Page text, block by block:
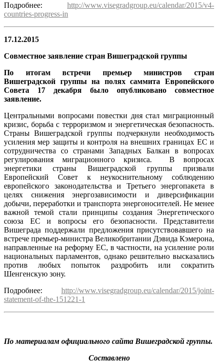
Подробнее: http://www.visegradgroup.eu/calendar/2015/v4-
countries-progress-in
17.12.2015
Совместное заявление стран Вишеградской группы
По итогам встречи премьер министров стран
Вишеградской группы на полях саммита Европейского
Совета 17 декабря было опубликовано совместное
заявление.
Центральными вопросами повестки дня стал миграционный
кризис, борьба с терроризмом и энергетическая безопасность.
Страны Вишеградской группы подчеркнули необходимость
усиления мер защиты и контроля на внешних границах ЕС и
сотрудничества со странами Западных Балкан в вопросах
регулирования миграционного кризиса. В вопросах
энергетики страны Вишеградской группы призвали
Европейский Совет к неукоснительному соблюдению
европейского законодательства и Третьего энергопакета в
целях снижения энергозависимости и диверсификации
добычи, переработки и транспорта энергоносителей. Не менее
важной темой стали принципы создания Энергетического
союза ЕС и вопросы его безопасности. Представители
Вишеграда поддержали предложения присутствовавшего на
встрече премьер-министра Великобритании Дэвида Кэмерона,
направленные на реформу ЕС, в частности, на усиление роли
национальных парламентов, однако решительно высказались
против любых попыток раздробить или сократить
Шенгенскую зону.
Подробнее: http://www.visegradgroup.eu/calendar/2015/joint-
statement-of-the-151221-1
По материалам официального сайта Вишеградской группы.
Составлено